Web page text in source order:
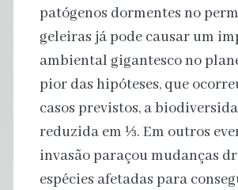
patógenos dormentes no
geleiras já pode causar um
ambiental gigantesco no
pior das hipóteses, que
casos previstos, a
reduzida em ⅓. Em outros
invasão paraçou mudanças
espécies afetadas para